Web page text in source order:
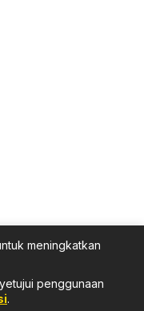
meningkatkan
penggunaan
.